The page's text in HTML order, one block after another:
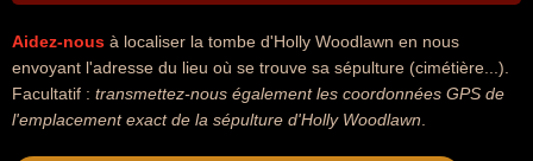
Aidez-nous à localiser la tombe d'Holly Woodlawn en nous
envoyant l'adresse du lieu où se trouve sa sépulture (cimétière...).
Facultatif : transmettez-nous également les coordonnées GPS de
l'emplacement exact de la sépulture d'Holly Woodlawn